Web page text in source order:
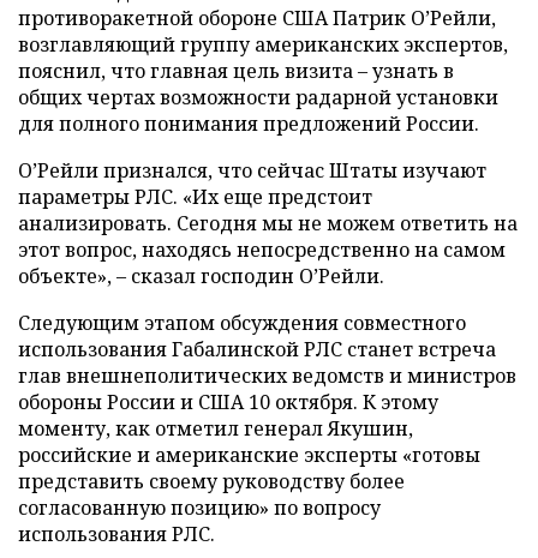
противоракетной обороне США Патрик О’Рейли,
возглавляющий группу американских экспертов,
пояснил, что главная цель визита – узнать в
общих чертах возможности радарной установки
для полного понимания предложений России.
О’Рейли признался, что сейчас Штаты изучают
параметры РЛС. «Их еще предстоит
анализировать. Сегодня мы не можем ответить на
этот вопрос, находясь непосредственно на самом
объекте», – сказал господин О’Рейли.
Следующим этапом обсуждения совместного
использования Габалинской РЛС станет встреча
глав внешнеполитических ведомств и министров
обороны России и США 10 октября. К этому
моменту, как отметил генерал Якушин,
российские и американские эксперты «готовы
представить своему руководству более
согласованную позицию» по вопросу
использования РЛС.